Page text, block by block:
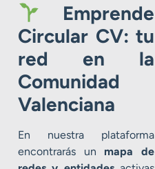
Emprende
Circular CV: tu
red en la
Comunidad
Valenciana
En nuestra plataforma
encontrarás un mapa de